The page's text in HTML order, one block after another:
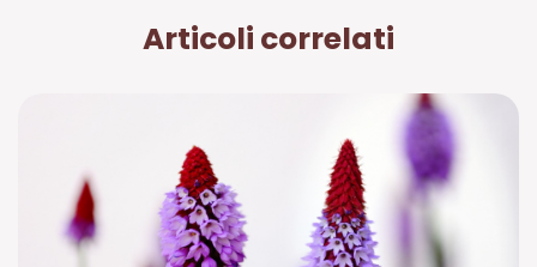
Articoli correlati